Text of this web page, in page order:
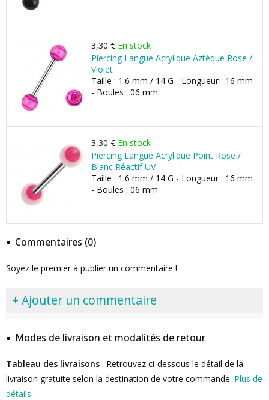
3,30 € En stock
Piercing Langue Acrylique Aztèque Rose /
Violet
Taille : 1.6 mm / 14 G - Longueur : 16 mm
- Boules : 06 mm
3,30 € En stock
Piercing Langue Acrylique Point Rose /
Blanc Réactif UV
Taille : 1.6 mm / 14 G - Longueur : 16 mm
- Boules : 06 mm
Commentaires (0)
Soyez le premier à publier un commentaire !
+ Ajouter un commentaire
Modes de livraison et modalités de retour
Tableau des livraisons : Retrouvez ci-dessous le détail de la
livraison gratuite selon la destination de votre commande. Plus de
détails